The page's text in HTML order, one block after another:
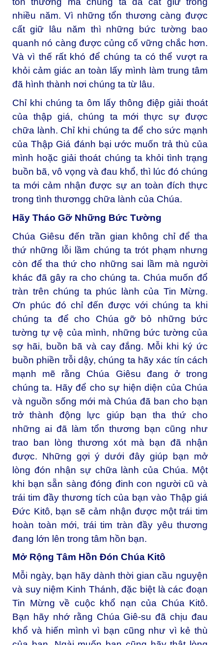
nhiều năm. Vì những tổn thương càng được
cất giữ lâu năm thì những bức tường bao
quanh nó càng được củng cố vững chắc hơn.
Và vì thế rất khó để chúng ta có thể vượt ra
khỏi cảm giác an toàn lấy mình làm trung tâm
đã hình thành nơi chúng ta từ lâu.
Chỉ khi chúng ta ôm lấy thông điệp giải thoát
của thập giá, chúng ta mới thực sự được
chữa lành. Chỉ khi chúng ta để cho sức mạnh
của Thập Giá đánh bại ước muốn trả thù của
mình hoặc giải thoát chúng ta khỏi tình trạng
buồn bã, vô vọng và đau khổ, thì lúc đó chúng
ta mới cảm nhận được sự an toàn đích thực
trong tình thươngg chữa lành của Chúa.
Hãy Tháo Gỡ Những Bức Tường
Chúa Giêsu đến trần gian không chỉ để tha
thứ những lỗi lầm chúng ta trót phạm nhưng
còn để tha thứ cho những sai lầm mà người
khác đã gây ra cho chúng ta. Chúa muốn đổ
tràn trên chúng ta phúc lành của Tin Mừng.
Ơn phúc đó chỉ đến được với chúng ta khi
chúng ta để cho Chúa gỡ bỏ những bức
tường tự vệ của mình, những bức tường của
sợ hãi, buồn bã và cay đắng. Mỗi khi ký ức
buồn phiền trỗi dậy, chúng ta hãy xác tín cách
mạnh mẽ rằng Chúa Giêsu đang ở trong
chúng ta. Hãy để cho sự hiện diện của Chúa
và nguồn sống mới mà Chúa đã ban cho bạn
trở thành động lực giúp bạn tha thứ cho
những ai đã làm tổn thương bạn cũng như
trao ban lòng thương xót mà bạn đã nhận
được. Những gợi ý dưới đây giúp bạn mở
lòng đón nhận sự chữa lành của Chúa. Một
khi bạn sẵn sàng đóng đinh con người cũ và
trái tim đầy thương tích của bạn vào Thập giá
Đức Kitô, bạn sẽ cảm nhận được một trái tim
hoàn toàn mới, trái tim tràn đầy yêu thương
đang lớn lên trong tâm hồn bạn.
Mở Rộng Tâm Hồn Đón Chúa Kitô
Mỗi ngày, bạn hãy dành thời gian cầu nguyện
và suy niệm Kinh Thánh, đặc biệt là các đoạn
Tin Mừng về cuộc khổ nạn của Chúa Kitô.
Bạn hãy nhớ rằng Chúa Giê-su đã chịu đau
khổ và hiến mình vì bạn cũng như vì kẻ thù